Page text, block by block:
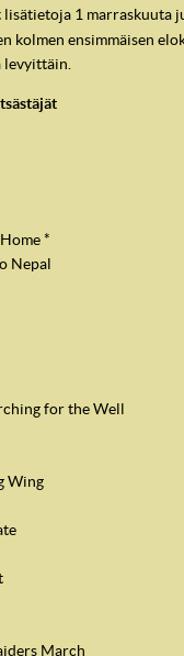
1 marraskuuta
kolmen ensimmäisen
levyittäin.
*
Nepal
for the Well
Wing
March